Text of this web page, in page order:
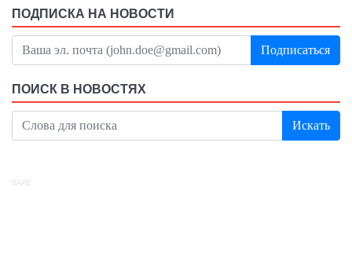
ПОДПИСКА НА НОВОСТИ
Подписаться
ПОИСК В НОВОСТЯХ
Искать
SAPE: